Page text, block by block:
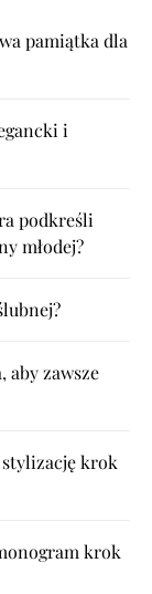
pamiątka dla
i
podkreśli
młodej?
aby zawsze
stylizację krok
krok